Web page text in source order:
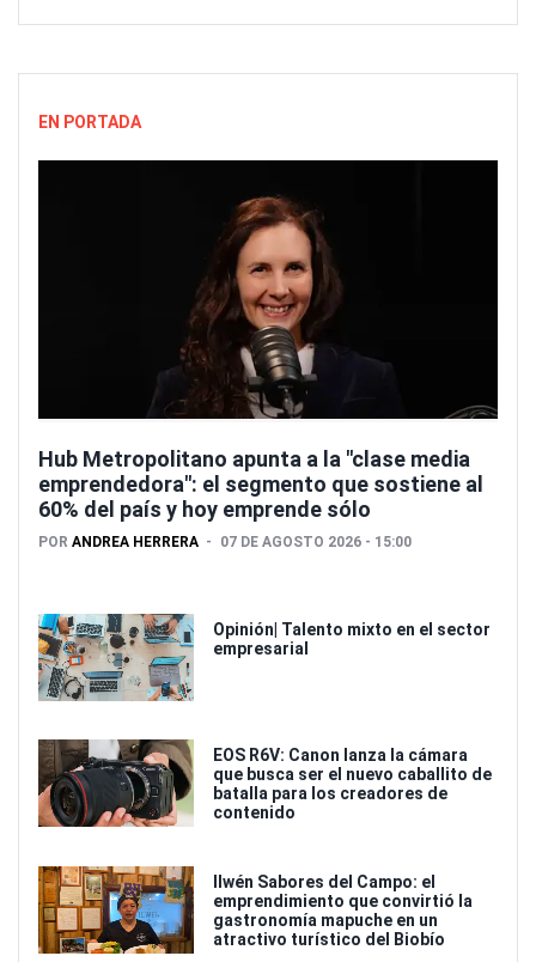
EN PORTADA
Hub Metropolitano apunta a la "clase media
emprendedora": el segmento que sostiene al
60% del país y hoy emprende sólo
POR ANDREA HERRERA 07 DE AGOSTO 2026 - 15:00
Opinión| Talento mixto en el sector
empresarial
EOS R6V: Canon lanza la cámara
que busca ser el nuevo caballito de
batalla para los creadores de
contenido
Ilwén Sabores del Campo: el
emprendimiento que convirtió la
gastronomía mapuche en un
atractivo turístico del Biobío